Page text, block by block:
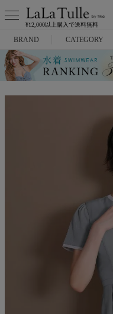
¥12,000以上購入で送料無料
BRAND
Anella
CATEGORY
ミニドレス